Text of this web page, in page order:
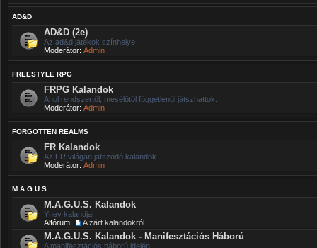
AD&D
AD&D (2e)
Az ad&d játékok színhelye
Moderátor: Admin
FREESTYLE RPG
FRPG Kalandok
Ahol rendszertől, mesélőtől függetlenül játszhattok.
Moderátor: Admin
FORGOTTEN REALMS
FR Kalandok
Az FR világán játszódó kalandok
Moderátor: Admin
M.A.G.U.S.
M.A.G.U.S. Kalandok
Ynev kalandjai
Alfórum:
A zárt kalandokról...
M.A.G.U.S. Kalandok - Manifesztációs Háború
A manifesztációs háború idején